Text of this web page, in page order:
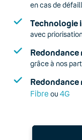
en cas de
Technologie
avec
Redondance
grâce à nos
Fibre ou 4G